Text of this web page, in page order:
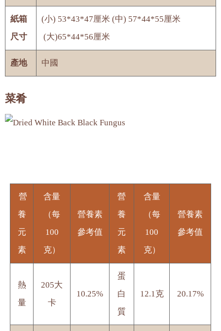
紙箱
尺寸
(小) 53*43*47厘米 (中) 57*44*55厘米
(大)65*44*56厘米
產地 中國
菜肴
營
養
元
素
含量
（每
100
克）
營養素
參考值
營
養
元
素
含量
（每
100
克）
營養素
參考值
熱
量
205大
卡
10.25%
蛋
白
質
12.1克 20.17%